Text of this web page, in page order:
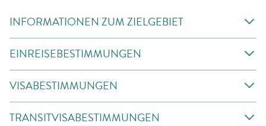
INFORMATIONEN ZUM ZIELGEBIET
EINREISEBESTIMMUNGEN
VISABESTIMMUNGEN
TRANSITVISABESTIMMUNGEN